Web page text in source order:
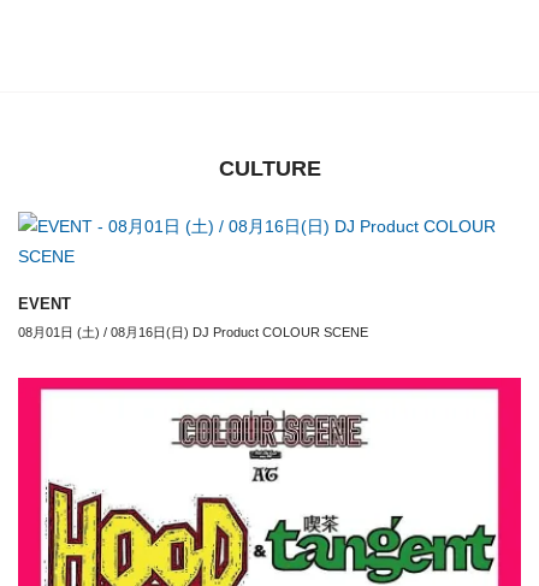
CULTURE
EVENT
08月01日 (土) / 08月16日(日) DJ Product COLOUR SCENE